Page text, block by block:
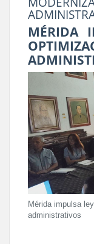
MÉRIDA
Mérida impulsa
administrativos